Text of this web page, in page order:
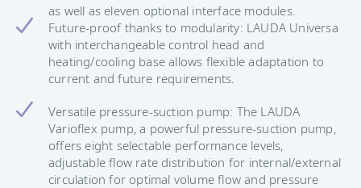
as well as eleven optional interface modules.
Future-proof thanks to modularity: LAUDA Universa
with interchangeable control head and
heating/cooling base allows flexible adaptation to
current and future requirements.
Versatile pressure-suction pump: The LAUDA
Varioflex pump, a powerful pressure-suction pump,
offers eight selectable performance levels,
adjustable flow rate distribution for internal/external
circulation for optimal volume flow and pressure